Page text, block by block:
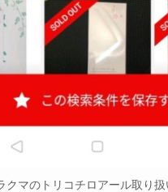
クマのトリコチロアール取り扱